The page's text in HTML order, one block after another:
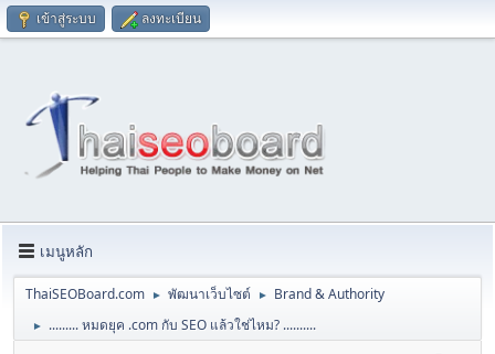
เข้าสู่ระบบ ลงทะเบียน
เมนูหลัก
ThaiSEOBoard.com ► พัฒนาเว็บไซต์ ► Brand & Authority
► ......... หมดยุค .com กับ SEO แล้วใช่ไหม? ..........